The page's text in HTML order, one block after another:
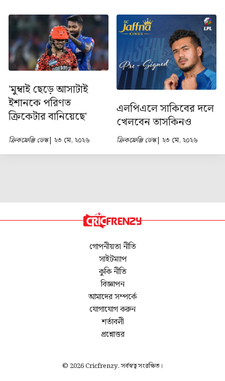
'মুম্বাই ছেড়ে আসাটাই
ইশানকে পরিণত
ক্রিকেটার বানিয়েছে'
ক্রিকফ্রেঞ্জি ডেস্ক| ২৩ মে, ২০২৬
এলপিএলে সাকিবের দলে
খেলবেন তাসকিনও
ক্রিকফ্রেঞ্জি ডেস্ক| ২৩ মে, ২০২৬
গোপনীয়তা নীতি
সাইটম্যাপ
কুকি নীতি
বিজ্ঞাপন
আমাদের সম্পর্কে
যোগাযোগ করুন
শর্তাবলী
প্রশ্নোত্তর
© 2026 Cricfrenzy. সর্বস্বত্ব সংরক্ষিত।